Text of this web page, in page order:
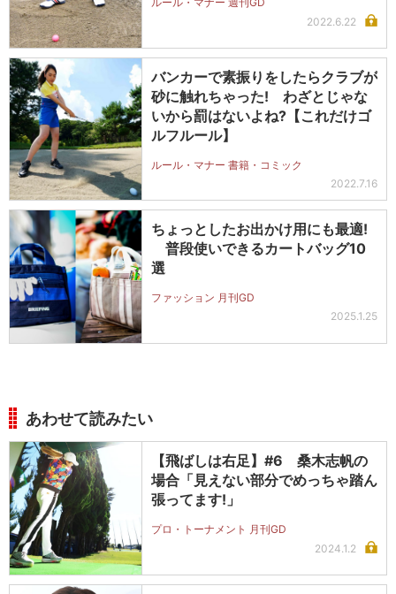
2022.6.22
バンカーで素振りをしたらクラブが
砂に触れちゃった! わざとじゃな
いから罰はないよね?【これだけゴ
ルフルール】
ルール・マナー 書籍・コミック
2022.7.16
ちょっとしたお出かけ用にも最適!
普段使いできるカートバッグ10
選
ファッション 月刊GD
2025.1.25
あわせて読みたい
【飛ばしは右足】#6 桑木志帆の
場合「見えない部分でめっちゃ踏ん
張ってます!」
プロ・トーナメント 月刊GD
2024.1.2